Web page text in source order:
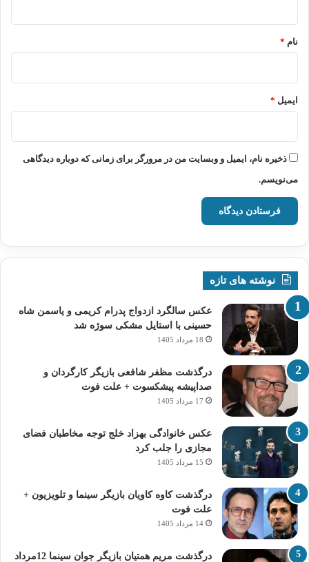
نام *
ایمیل *
ذخیره نام، ایمیل و وبسایت من در مرورگر برای زمانی که دوباره دیدگاهی
می‌نویسم.
نوشته های تازه
عکس سالگرد ازدواج پدرام کریمی و یاسمن شاه‌
حسینی با استایل مشکی سوژه شد
18 مرداد 1405
درگذشت مظفر شافعی بازیگر کارگردان و
صداپیشه پیشکسوت + علت فوت
17 مرداد 1405
عکس خانوادگی بهزاد خلج توجه مخاطبان فضای
مجازی را جلب کرد
15 مرداد 1405
درگذشت کاوه کاویان بازیگر سینما و تلویزیون +
علت فوت
14 مرداد 1405
درگذشت مریم همتیان بازیگر جوان سینما 12مرداد